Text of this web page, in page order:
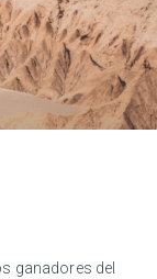
ganadores del